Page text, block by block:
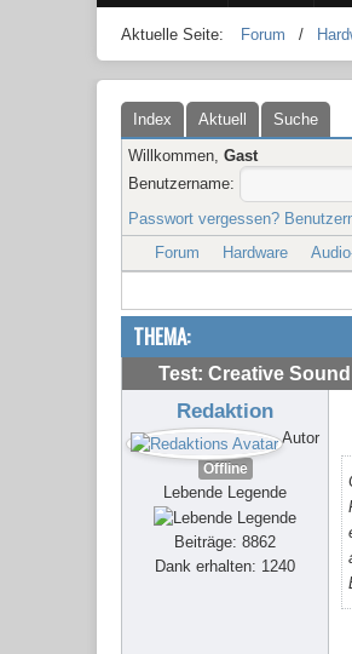
Aktuelle Seite: Forum /
Index Aktuell
Suche
Willkommen, Gast
Benutzername:
Passwort vergessen?
Forum
Hardware
THEMA:
Test: Creative
Redaktion
Autor
Offline
Lebende Legende
Beiträge: 8862
Dank erhalten: 1240